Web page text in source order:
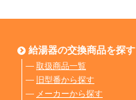
給湯器の交換商品を探す
― 取扱商品一覧
― 旧型番から探す
― メーカーから探す